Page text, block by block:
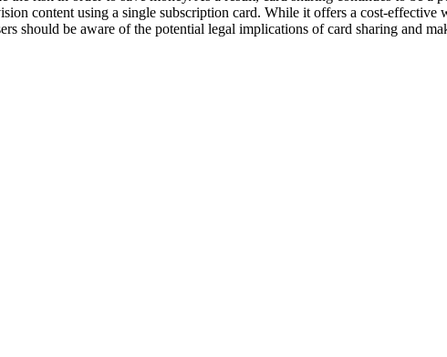
content using a single subscription card. While it offers a cost-effective
should be aware of the potential legal implications of card sharing and